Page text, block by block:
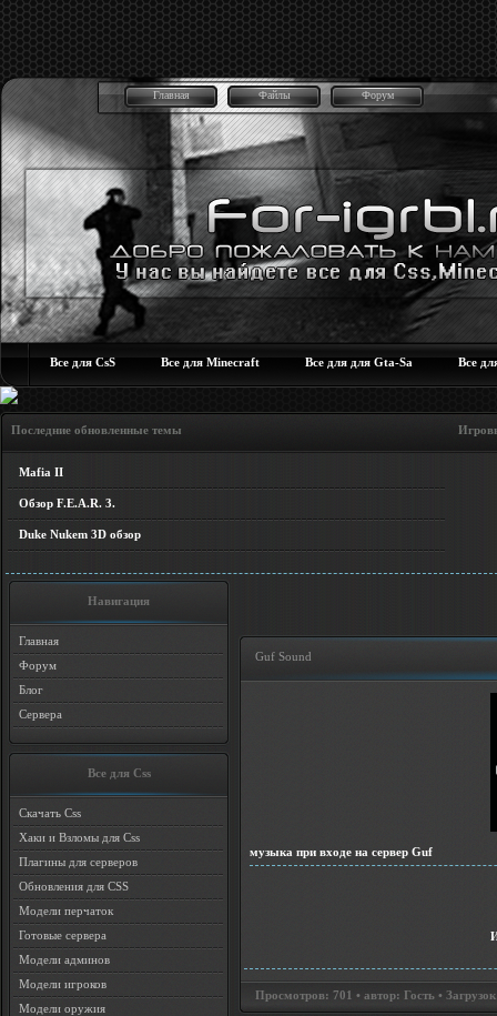
Главная Файлы Форум
Все для CsS Все для Minecraft Все для для Gta-Sa Все
Последние обновленные темы Игровые
Mafia II
Обзор F.E.A.R. 3.
Duke Nukem 3D обзор
Навигация
Главная
Форум
Блог
Сервера
Все для Css
Скачать Css
Хаки и Взломы для Css
Плагины для серверов
Обновления для CSS
Модели перчаток
Готовые сервера
Модели админов
Модели игроков
Модели оружия
Guf Sound
музыка при входе на сервер Guf
Просмотров: 701 • автор: Гость •